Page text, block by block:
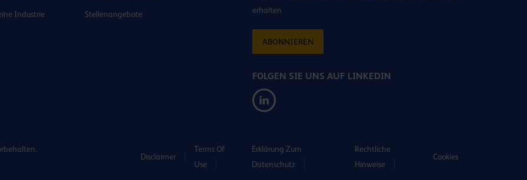
Industrie Stellenangebote
erhalten
ABONNIEREN
FOLGEN SIE UNS AUF LINKEDIN
Disclaimer
Terms Of
Use
Erklärung Zum
Datenschutz
Rechtliche
Hinweise
Cookies